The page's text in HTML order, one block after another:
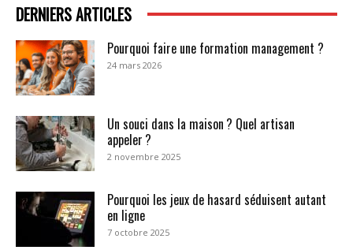
DERNIERS ARTICLES
Pourquoi faire une formation management ?
24 mars 2026
Un souci dans la maison ? Quel artisan
appeler ?
2 novembre 2025
Pourquoi les jeux de hasard séduisent autant
en ligne
7 octobre 2025